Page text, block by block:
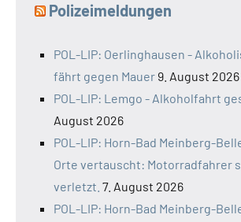
Polizeimeldungen
POL-LIP: Oerlinghausen -
fährt gegen Mauer 9. August 2026
POL-LIP: Lemgo - Alkoholfahrt
August 2026
POL-LIP: Horn-Bad Meinberg-
Orte vertauscht: Motorradfahrer
verletzt. 7. August 2026
POL-LIP: Horn-Bad Meinberg-